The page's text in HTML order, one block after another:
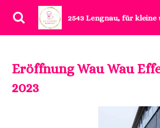
Zum
Hauptinhalt
2543 Lengnau, für kleine
Eröffnung Wau Wau
2023